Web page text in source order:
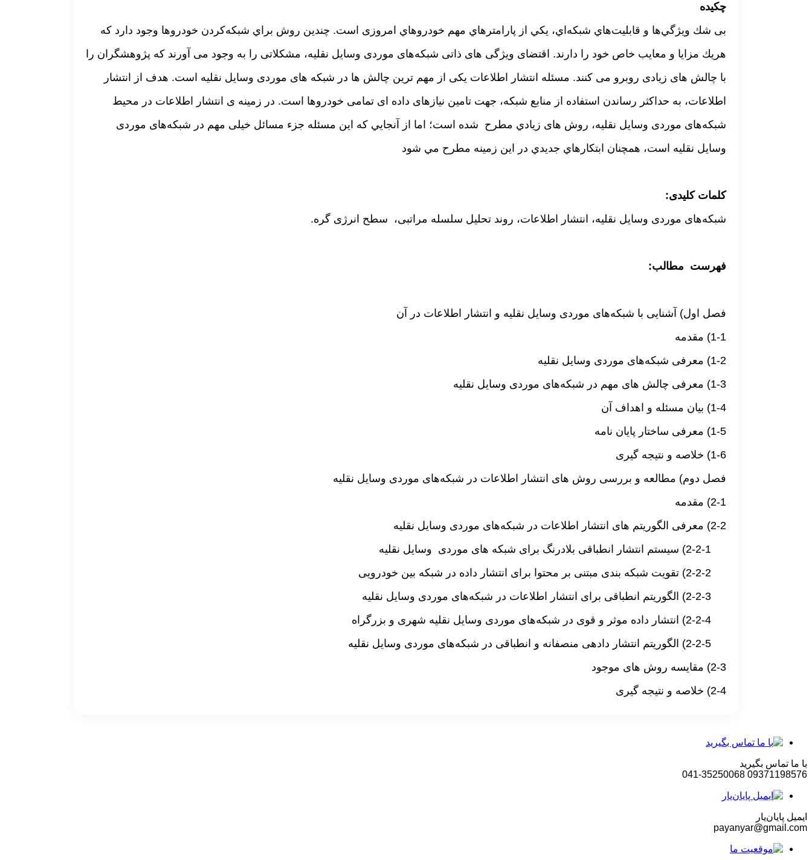
چکیده
بی شك ويژگي‌ها و قابليت‌هاي شبكه‌اي، يكي از پارامترهاي مهم خودروهاي امروزی است. چندين روش براي شبكه‌كردن خودروها وجود دارد كه
هريك مزايا و معايب خاص خود را دارند. اقتضای ویژگی های ذاتی شبکه‌های موردی وسایل نقلیه، مشکلاتی را به وجود می آورند که پژوهشگران را
با چالش های زیادی روبرو می کنند. مسئله انتشار اطلاعات یکی از مهم ترین چالش ها در شبکه های موردی وسایل نقلیه است. هدف از انتشار
اطلاعات، به حداکثر رساندن استفاده از منابع شبکه، جهت تامین نیازهای داده ای تمامی خودروها است. در زمينه ی انتشار اطلاعات در محیط
شبکه‌های موردی وسایل نقلیه، روش های زیادي مطرح شده است؛ اما از آنجایي كه این مسئله جزء مسائل خیلی مهم در شبکه‌های موردی
وسایل نقلیه است، همچنان ابتكارهاي جدیدي در این زمينه مطرح مي شود
کلمات کلیدی:
شبکه‌های موردی وسایل نقلیه، انتشار اطلاعات، روند تحلیل سلسله مراتبی، سطح انرژی گره.
فهرست مطالب:
فصل اول) آشنایی با شبکه‌های موردی وسایل نقلیه و انتشار اطلاعات در آن
1-1) مقدمه
1-2) معرفی شبکه‌های موردی وسایل نقلیه
1-3) معرفی چالش های مهم در شبکه‌های موردی وسایل نقلیه
1-4) بیان مسئله و اهداف آن
1-5) معرفی ساختار پایان نامه
1-6) خلاصه و نتیجه گیری
فصل دوم) مطالعه و بررسی روش های انتشار اطلاعات در شبکه‌های موردی وسایل نقلیه
2-1) مقدمه
2-2) معرفی الگوریتم های انتشار اطلاعات در شبکه‌های موردی وسایل نقلیه
2-3) مقایسه روش های موجود
2-4) خلاصه و نتیجه گیری
با ما تماس بگیرید
09371198576
041-35250068
ایمیل پایان‌یار
payanyar@gmail.com